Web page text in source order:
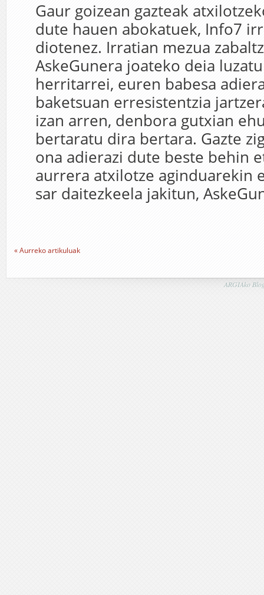
Gaur goizean gazteak
dute hauen abokatuek, Info7
diotenez. Irratian mezua
AskeGunera joateko deia
herritarrei, euren babesa
baketsuan erresistentzia
izan arren, denbora gutxian
bertaratu dira bertara. Gazte
ona adierazi dute beste behin
aurrera atxilotze aginduarekin
sar daitezkeela jakitun,
« Aurreko artikuluak
ARGIAko